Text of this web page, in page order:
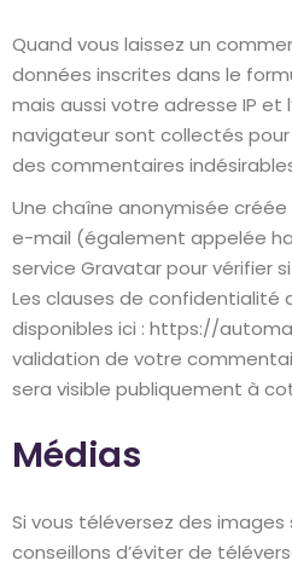
Quand vous laissez un
données inscrites dans le
mais aussi votre adresse IP
navigateur sont collectés
des commentaires
Une chaîne anonymisée
e-mail (également appelée
service Gravatar pour vérifier
Les clauses de confidentialité
disponibles ici : https://
validation de votre
sera visible publiquement à
Médias
Si vous téléversez des images
conseillons d’éviter de